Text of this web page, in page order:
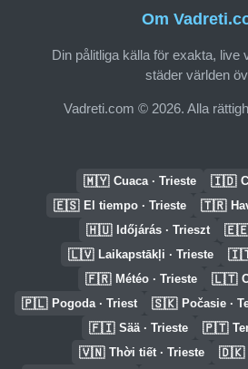
Om
Din pålitliga källa för exakta, live
städer världen
Vadreti.com © 2026. Alla
🇲🇾 Cuaca · Trieste 🇮🇩
🇪🇸 El tiempo · Trieste 🇹🇷
🇭🇺 Időjárás · Trieszt
🇱🇻 Laikapstākļi · Trieste
🇫🇷 Météo · Trieste 🇱🇹
🇵🇱 Pogoda · Triest 🇸🇰 Počasie ·
🇫🇮 Sää · Trieste 🇵🇹
🇻🇳 Thời tiết · Trieste 🇩🇰